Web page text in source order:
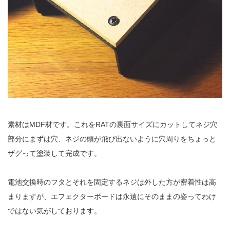
素材はMDF材です。これをRATの裏面サイズにカットしてネジ穴
部分にまずは穴、ネジの頭が飛び出ないように穴周りをちょっと
ザグって塗装して完成です。
電池交換時のフタとそれを固定するネジは外した方が密着性は高
まりますが、エフェクターボードは永遠にそのままの姿ってわけ
ではない気がしております。